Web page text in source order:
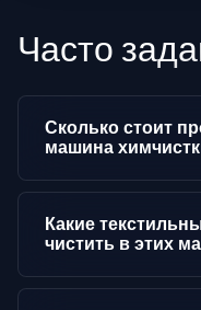
Часто
Сколько стоит
машина
Какие
чистить в этих